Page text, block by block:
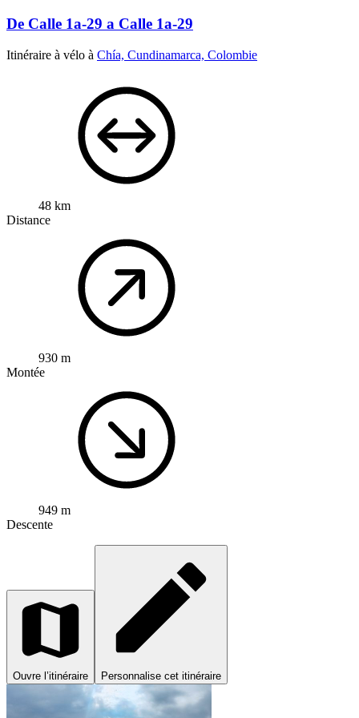
De Calle 1a-29 a Calle 1a-29
Itinéraire à vélo à Chía, Cundinamarca, Colombie
48 km
Distance
930 m
Montée
949 m
Descente
Ouvre l’itinéraire Personnalise cet itinéraire